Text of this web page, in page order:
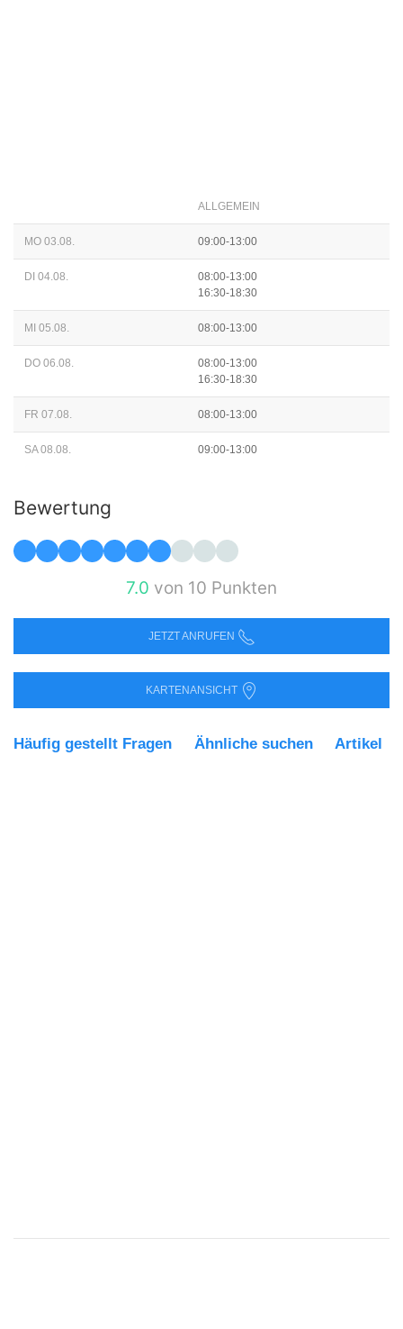
ALLGEMEIN
MO 03.08. 09:00-13:00
DI 04.08.
08:00-13:00
16:30-18:30
MI 05.08. 08:00-13:00
DO 06.08.
08:00-13:00
16:30-18:30
FR 07.08. 08:00-13:00
SA 08.08. 09:00-13:00
Bewertung
7.0 von 10 Punkten
JETZT ANRUFEN
KARTENANSICHT
Häufig gestellt Fragen Ähnliche suchen Artikel